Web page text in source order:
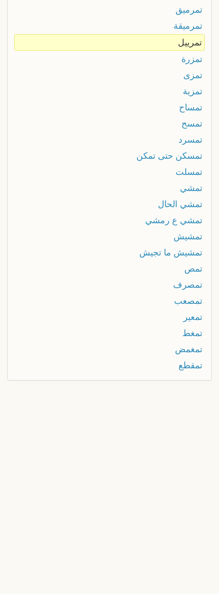
تمرميق
تمرميقة
تمرييل
تمزرة
تمزى
تمزية
تمساح
تمسح
تمسرد
تمسكن حتى تمكن
تمسلت
تمشي
تمشي الحال
تمشي ع رمشي
تمشيش
تمشيش ما تجيش
تمص
تمصرف
تمصعب
تمعير
تمغط
تمغمض
تمقطع